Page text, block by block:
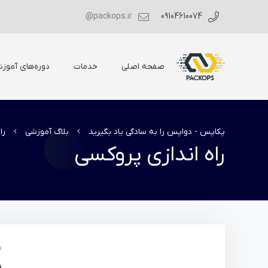
صفحه اصلی خدمات دوره‌های
پکاپس - دواپس را به سادگی یاد بگیرید بلاگ آموزشی
راه اندازی پروکسی